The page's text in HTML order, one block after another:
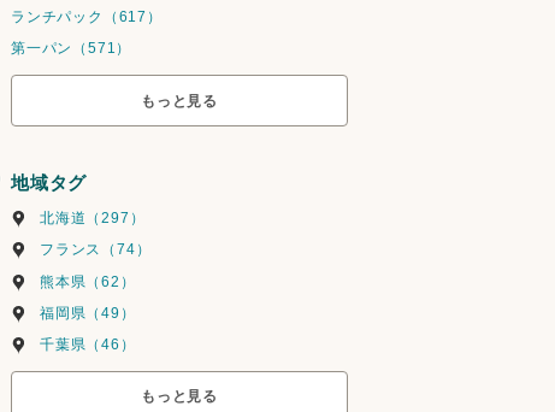
ランチパック（617）
第一パン（571）
もっと見る
地域タグ
北海道（297）
フランス（74）
熊本県（62）
福岡県（49）
千葉県（46）
もっと見る